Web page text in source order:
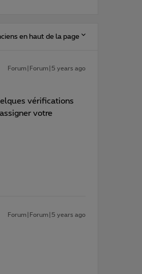
en haut de la page
Forum|Forum|5 years ago
vérifications
votre
Forum|Forum|5 years ago